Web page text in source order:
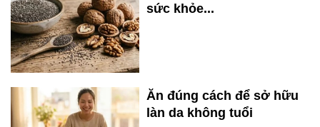
sức khỏe...
Ăn đúng cách để sở hữu
làn da không tuổi